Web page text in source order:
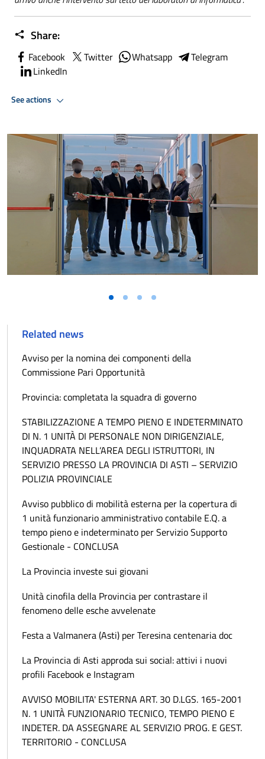
Share:
Facebook Twitter Whatsapp
Telegram
LinkedIn
See actions
Related news
Avviso per la nomina dei componenti della
Commissione Pari Opportunità
Provincia: completata la squadra di governo
STABILIZZAZIONE A TEMPO PIENO E INDETERMINATO
DI N. 1 UNITÀ DI PERSONALE NON DIRIGENZIALE,
INQUADRATA NELL’AREA DEGLI ISTRUTTORI, IN
SERVIZIO PRESSO LA PROVINCIA DI ASTI – SERVIZIO
POLIZIA PROVINCIALE
Avviso pubblico di mobilità esterna per la copertura di
1 unità funzionario amministrativo contabile E.Q. a
tempo pieno e indeterminato per Servizio Supporto
Gestionale - CONCLUSA
La Provincia investe sui giovani
Unità cinofila della Provincia per contrastare il
fenomeno delle esche avvelenate
Festa a Valmanera (Asti) per Teresina centenaria doc
La Provincia di Asti approda sui social: attivi i nuovi
profili Facebook e Instagram
AVVISO MOBILITA' ESTERNA ART. 30 D.LGS. 165-2001
N. 1 UNITÀ FUNZIONARIO TECNICO, TEMPO PIENO E
INDETER. DA ASSEGNARE AL SERVIZIO PROG. E GEST.
TERRITORIO - CONCLUSA